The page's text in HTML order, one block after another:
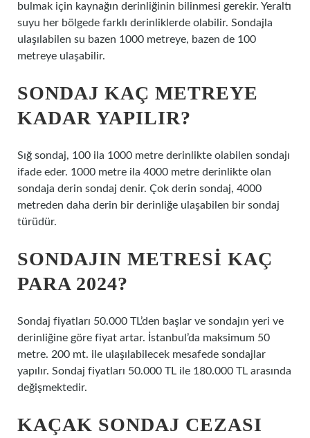
bulmak için kaynağın derinliğinin bilinmesi gerekir. Yeraltı
suyu her bölgede farklı derinliklerde olabilir. Sondajla
ulaşılabilen su bazen 1000 metreye, bazen de 100
metreye ulaşabilir.
SONDAJ KAÇ METREYE
KADAR YAPILIR?
Sığ sondaj, 100 ila 1000 metre derinlikte olabilen sondajı
ifade eder. 1000 metre ila 4000 metre derinlikte olan
sondaja derin sondaj denir. Çok derin sondaj, 4000
metreden daha derin bir derinliğe ulaşabilen bir sondaj
türüdür.
SONDAJIN METRESI KAÇ
PARA 2024?
Sondaj fiyatları 50.000 TL’den başlar ve sondajın yeri ve
derinliğine göre fiyat artar. İstanbul’da maksimum 50
metre. 200 mt. ile ulaşılabilecek mesafede sondajlar
yapılır. Sondaj fiyatları 50.000 TL ile 180.000 TL arasında
değişmektedir.
KAÇAK SONDAJ CEZASI